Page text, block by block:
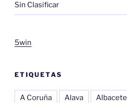
Sin Clasificar
5win
ETIQUETAS
A Coruña Alava Albacete